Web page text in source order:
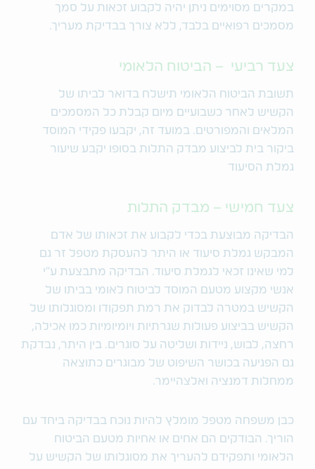
במקרים מסוימים ניתן יהיה לקבוע זכאות על סמך
מסמכים רפואיים בלבד, ללא צורך בבדיקת מעריך.
צעד רביעי – הביטוח הלאומי
תשובת הביטוח הלאומי תישלח בדואר לביתו של
הקשיש לאחר כשבועיים מיום קבלת כל המסמכים
המלאים והמפורטים. במועד זה, יקבעו פקידי המוסד
ביקור בית לביצוע מבדק התלות בסופו יקבע שיעור
גמלת הסיעוד
צעד חמישי – מבדק התלות
הבדיקה מבוצעת בכדי לקבוע את זכאותו של אדם
המבקש גמלת סיעוד או היתר להעסקת מטפל זר גם
למי שאינו זכאי לגמלת סיעוד. הבדיקה מתבצעת ע"י
אנשי מקצוע מטעם המוסד לביטוח לאומי בביתו של
הקשיש במטרה לבדוק את רמת תפקודו ומסוגלותו של
הקשיש בביצוע פעולות שגרתיות ויומיומיות כמו אכילה,
רחצה, לבוש, ניידות ושליטה על סוגרים. בין היתר, נבדקת
גם הפגיעה בכושר השיפוט של מבוגרים כתוצאה
ממחלות דמנציה ואלצהיימר.
כבן משפחה מטפל מומלץ להיות נוכח בבדיקה ביחד עם
הוריך. הבודקים הם אחים או אחיות מטעם הביטוח
הלאומי ותפקידם להעריך את מסוגלותו של הקשיש על